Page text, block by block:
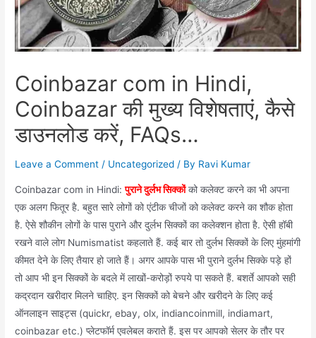
Coinbazar com in Hindi,
Coinbazar की मुख्य विशेषताएं, कैसे
डाउनलोड करें, FAQs…
Leave a Comment / Uncategorized / By Ravi Kumar
Coinbazar com in Hindi:पुराने दुर्लभ सिक्कोंको कलेक्ट करने का भी अपना
एक अलग फितूर है. बहुत सारे लोगों को एंटीक चीजों को कलेक्ट करने का शौक होता
है. ऐसे शौकीन लोगों के पास पुराने और दुर्लभ सिक्कों का कलेक्शन होता है. ऐसी हॉबी
रखने वाले लोग Numismatist कहलाते हैं. कई बार तो दुर्लभ सिक्कों के लिए मुंहमांगी
कीमत देने के लिए तैयार हो जाते हैं। अगर आपके पास भी पुराने दुर्लभ सिक्के पड़े हों
तो आप भी इन सिक्कों के बदले में लाखों-करोड़ों रुपये पा सकते हैं. बशर्ते आपको सही
कद्रदान खरीदार मिलने चाहिए. इन सिक्कों को बेचने और खरीदने के लिए कई
ऑनलाइन साइट्स (quickr, ebay, olx, indiancoinmill, indiamart,
coinbazar etc.) प्लेटफॉर्म एवलेबल कराते हैं. इस पर आपको सेलर के तौर पर